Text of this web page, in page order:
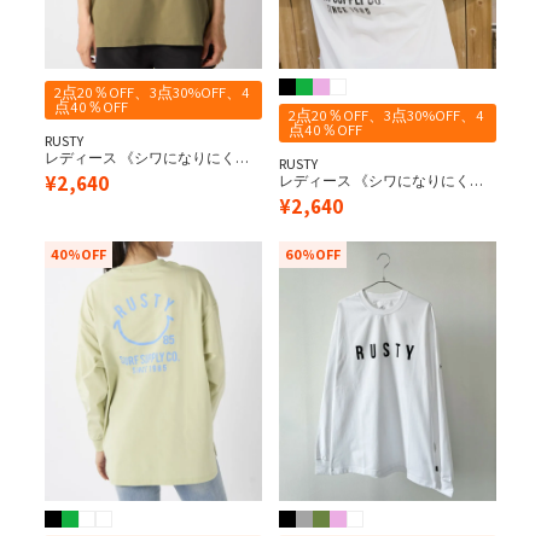
2点20％OFF、3点30%OFF、4
点40％OFF
RUSTY
レディース 《シワになりにく
い・軽量速乾・UPF50+≫ペアテ
ックス 水陸両用 バックニコちゃ
¥2,640
2点20％OFF、3点30%OFF、4
点40％OFF
RUSTY
レディース 《シワになりにく
い・軽量速乾・UPF50+≫ペアテ
ックス 水陸両用 バックニコちゃ
¥2,640
40%OFF 60%OFF